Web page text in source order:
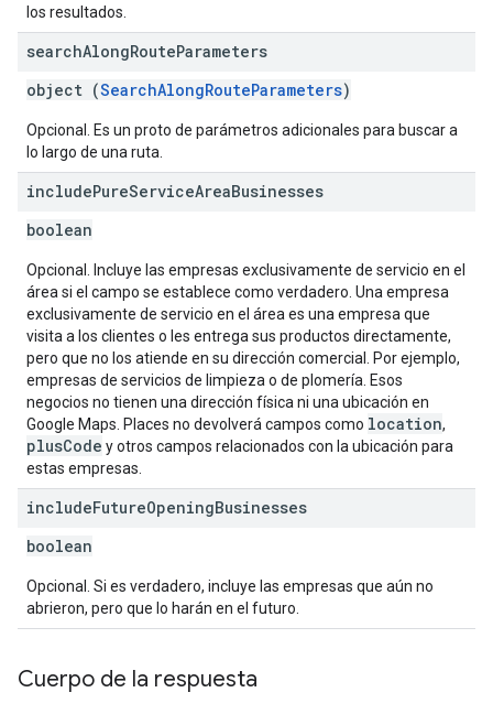
los resultados.
searchAlongRouteParameters
object (SearchAlongRouteParameters)
Opcional. Es un proto de parámetros adicionales para buscar a
lo largo de una ruta.
includePureServiceAreaBusinesses
boolean
Opcional. Incluye las empresas exclusivamente de servicio en el
área si el campo se establece como verdadero. Una empresa
exclusivamente de servicio en el área es una empresa que
visita a los clientes o les entrega sus productos directamente,
pero que no los atiende en su dirección comercial. Por ejemplo,
empresas de servicios de limpieza o de plomería. Esos
negocios no tienen una dirección física ni una ubicación en
Google Maps. Places no devolverá campos como location,
plusCode y otros campos relacionados con la ubicación para
estas empresas.
includeFutureOpeningBusinesses
boolean
Opcional. Si es verdadero, incluye las empresas que aún no
abrieron, pero que lo harán en el futuro.
Cuerpo de la respuesta